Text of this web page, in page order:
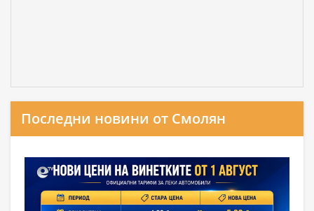
Последни новини от Смолян